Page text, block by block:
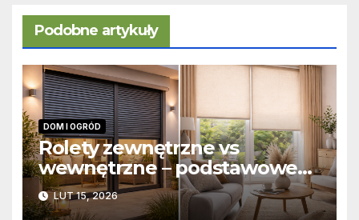
Podobne artykuły
DOM I OGRÓD
Rolety zewnętrzne vs
wewnętrzne – podstawowe
różnice konstrukcyjne i
funkcjonalne
LUT 15, 2026